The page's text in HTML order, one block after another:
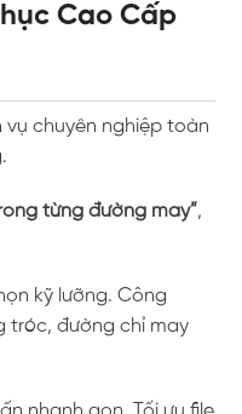
Cao Cấp
vụ chuyên nghiệp toàn
từng đường may”,
kỹ lưỡng. Công
tróc, đường chỉ may